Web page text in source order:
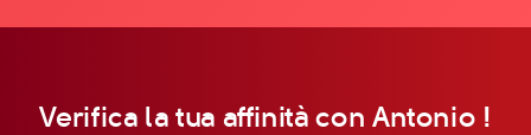
Verifica la tua affinità con Antonio !